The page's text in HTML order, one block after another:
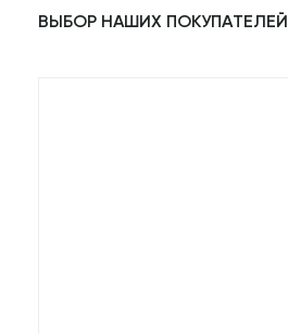
ВЫБОР НАШИХ ПОКУПАТЕЛЕЙ